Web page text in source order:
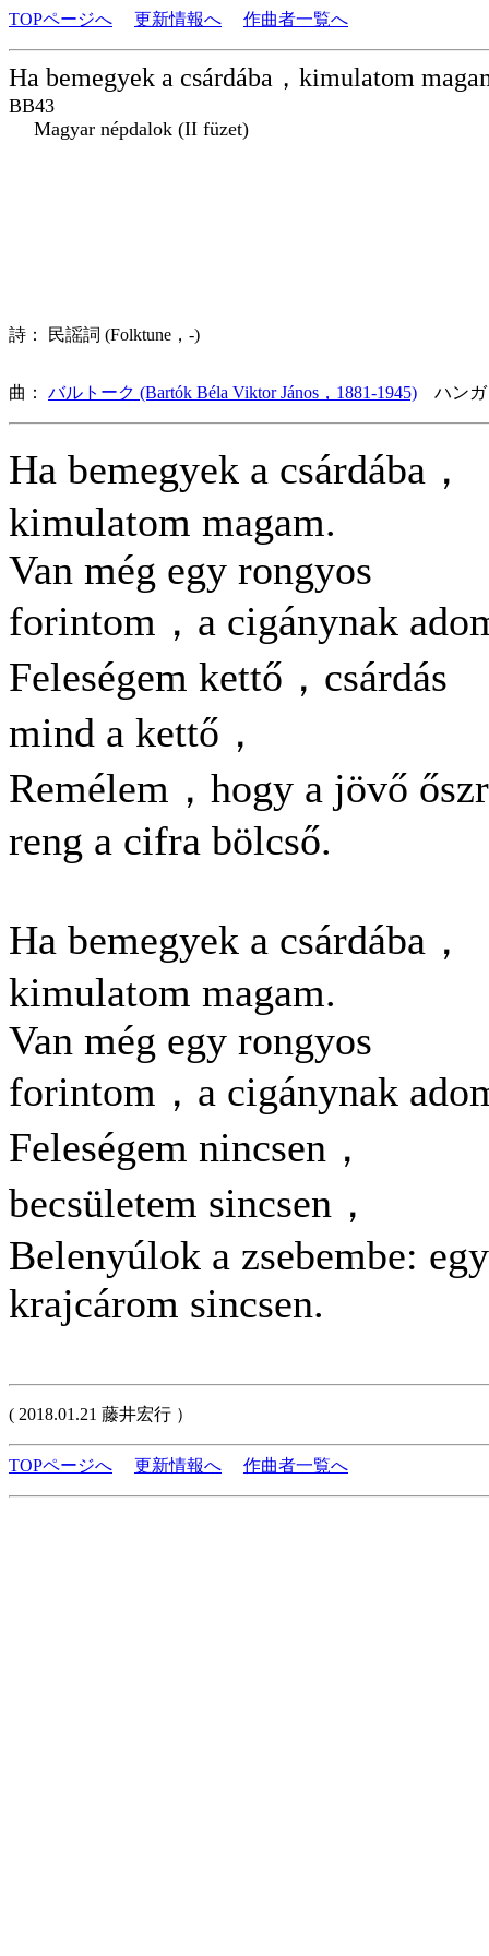
TOPページへ 更新情報へ 作曲者一覧へ
Ha bemegyek a csárdába，kimulatom
BB43
Magyar népdalok (II füzet)
詩： 民謡詞 (Folktune，-)
曲： バルトーク (Bartók Béla Viktor János，1881-1945) ハン
Ha bemegyek a csárdába，
kimulatom magam.
Van még egy rongyos
forintom，a cigánynak
Feleségem kettő，csárdás
mind a kettő，
Remélem，hogy a jövő
reng a cifra bölcső.
Ha bemegyek a csárdába，
kimulatom magam.
Van még egy rongyos
forintom，a cigánynak
Feleségem nincsen，
becsületem sincsen，
Belenyúlok a zsebembe: egy
krajcárom sincsen.
( 2018.01.21 藤井宏行 ）
TOPページへ 更新情報へ 作曲者一覧へ